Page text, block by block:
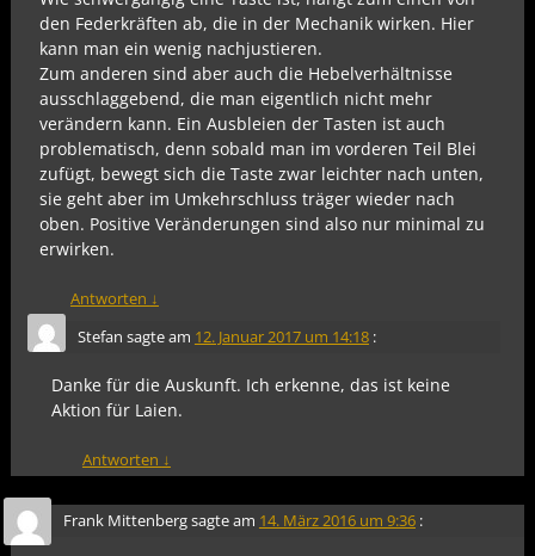
den Federkräften ab, die in der Mechanik wirken. Hier
kann man ein wenig nachjustieren.
Zum anderen sind aber auch die Hebelverhältnisse
ausschlaggebend, die man eigentlich nicht mehr
verändern kann. Ein Ausbleien der Tasten ist auch
problematisch, denn sobald man im vorderen Teil Blei
zufügt, bewegt sich die Taste zwar leichter nach unten,
sie geht aber im Umkehrschluss träger wieder nach
oben. Positive Veränderungen sind also nur minimal zu
erwirken.
Antworten ↓
Stefan sagte am 12. Januar 2017 um 14:18 :
Danke für die Auskunft. Ich erkenne, das ist keine
Aktion für Laien.
Antworten ↓
Frank Mittenbergsagte am 14. März 2016 um 9:36 :